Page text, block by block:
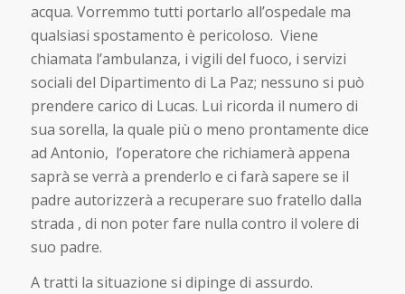
acqua. Vorremmo tutti portarlo all’ospedale ma
qualsiasi spostamento è pericoloso. Viene
chiamata l’ambulanza, i vigili del fuoco, i servizi
sociali del Dipartimento di La Paz; nessuno si può
prendere carico di Lucas. Lui ricorda il numero di
sua sorella, la quale più o meno prontamente dice
ad Antonio, l’operatore che richiamerà appena
saprà se verrà a prenderlo e ci farà sapere se il
padre autorizzerà a recuperare suo fratello dalla
strada , di non poter fare nulla contro il volere di
suo padre.
A tratti la situazione si dipinge di assurdo.